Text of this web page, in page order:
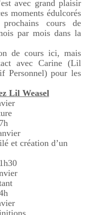
avec grand plaisir
moments édulcorés
cours de
par mois dans la
de cours ici, mais
avec Carine (Lil
Personnel) pour les
Lil Weasel
et création d’un